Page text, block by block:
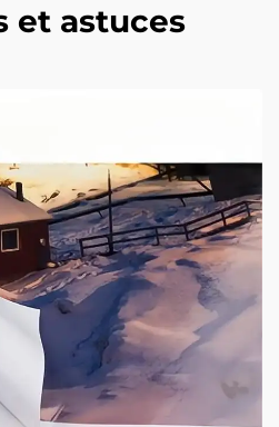
et astuces